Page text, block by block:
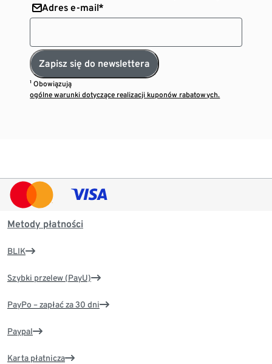
Adres e-mail*
Zapisz się do newslettera
¹ Obowiązują
ogólne warunki dotyczące realizacji kuponów rabatowych.
Metody płatności
BLIK
Szybki przelew (PayU)
PayPo – zapłać za 30 dni
Paypal
Karta płatnicza